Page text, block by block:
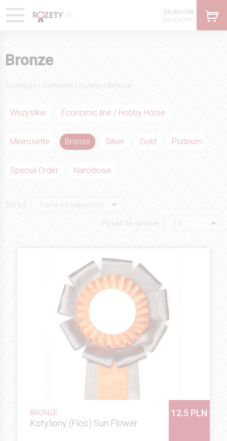
ZALOGUJ SIĘ
ZAŁÓŻ KONTO
Bronze
Rozety.pl › Kotyliony i rozety › Bronze
Wszystkie Economic line / Hobby Horse
Minirosette Bronze Silver Gold Platinum
Special Order Narodowe
Sortuj:
Pokaż na stronie:
BRONZE
Kotyliony (Floo) Sun Flower
12.5 PLN